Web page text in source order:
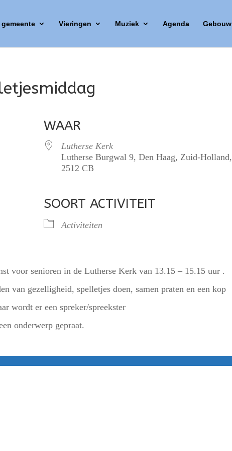
Vieringen Muziek Agenda Gebouw
iCalendar
WAAR
Lutherse Kerk
Lutherse Burgwal 9, Den Haag, Zuid-Holland,
2512 CB
SOORT ACTIVITEIT
Activiteiten
voor senioren in de Lutherse Kerk van 13.15 – 15.15 uur .
van gezelligheid, spelletjes doen, samen praten en een kop
wordt er een spreker/spreekster
onderwerp gepraat.